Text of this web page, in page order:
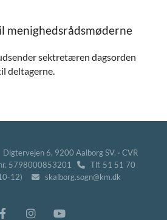
menighedsrådsmøderne
sektretæren dagsorden
deltagerne.
6, 9200 Aalborg SV. · CVR
5798000853201
Tlf. 51 51 70
10-12)
 skalborg.sogn@km.dk